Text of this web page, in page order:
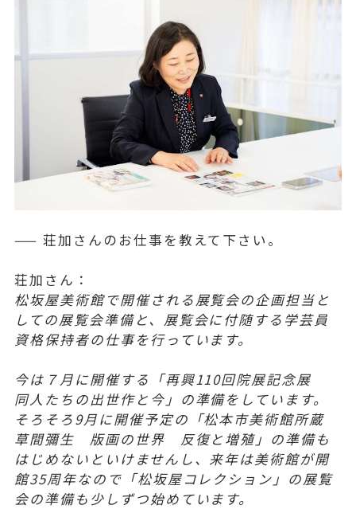
—— 荘加さんのお仕事を教えて下さい。
荘加さん：
松坂屋美術館で開催される展覧会の企画担当と
しての展覧会準備と、展覧会に付随する学芸員
資格保持者の仕事を行っています。
今は７月に開催する「再興110回院展記念展
同人たちの出世作と今」の準備をしています。
そろそろ9月に開催予定の「松本市美術館所蔵
草間彌生 版画の世界 反復と増殖」の準備も
はじめないといけませんし、来年は美術館が開
館35周年なので「松坂屋コレクション」の展覧
会の準備も少しずつ始めています。